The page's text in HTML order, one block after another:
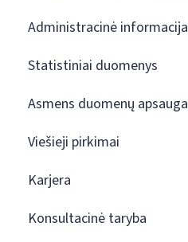
Administracinė informacija
Statistiniai duomenys
Asmens duomenų apsauga
Viešieji pirkimai
Karjera
Konsultacinė taryba